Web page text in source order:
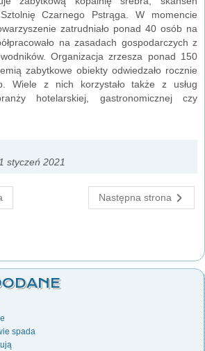
Czarnego Pstrąga. W momencie
zatrudniało ponad 40 osób na
na zasadach gospodarczych z
Organizacja zrzesza ponad 150
zabytkowe obiekty odwiedzało rocznie
Wiele z nich korzystało także z usług
hotelarskiej, gastronomicznej czy
styczeń 2021
Następna strona
spada